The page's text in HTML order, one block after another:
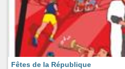
Fêtes de la République